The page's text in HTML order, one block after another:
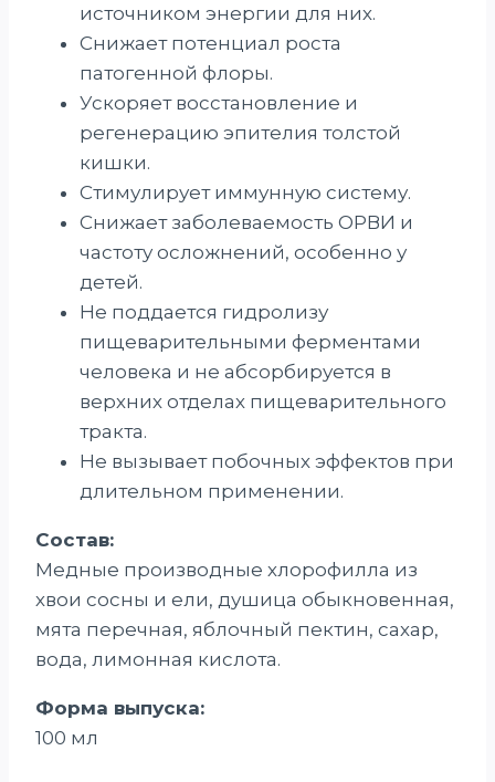
источником энергии для них.
Снижает потенциал роста
патогенной флоры.
Ускоряет восстановление и
регенерацию эпителия толстой
кишки.
Стимулирует иммунную систему.
Снижает заболеваемость ОРВИ и
частоту осложнений, особенно у
детей.
Не поддается гидролизу
пищеварительными ферментами
человека и не абсорбируется в
верхних отделах пищеварительного
тракта.
Не вызывает побочных эффектов при
длительном применении.
Состав:
Медные производные хлорофилла из
хвои сосны и ели, душица обыкновенная,
мята перечная, яблочный пектин, сахар,
вода, лимонная кислота.
Форма выпуска:
100 мл